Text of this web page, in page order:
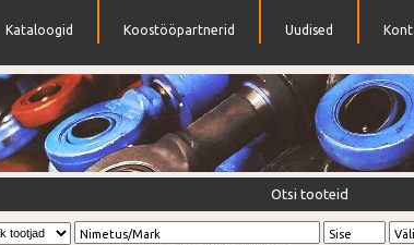
Kataloogid Koostööpartnerid Uudised
Otsi tooteid
Nimetus/Mark Sise